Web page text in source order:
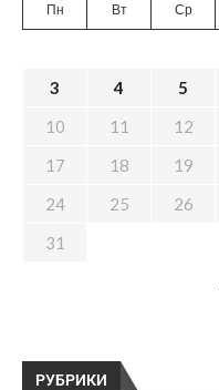
РУБРИКИ
Пн Вт Ср
3
4 5
10
11 12
17
18 19
24
25 26
31